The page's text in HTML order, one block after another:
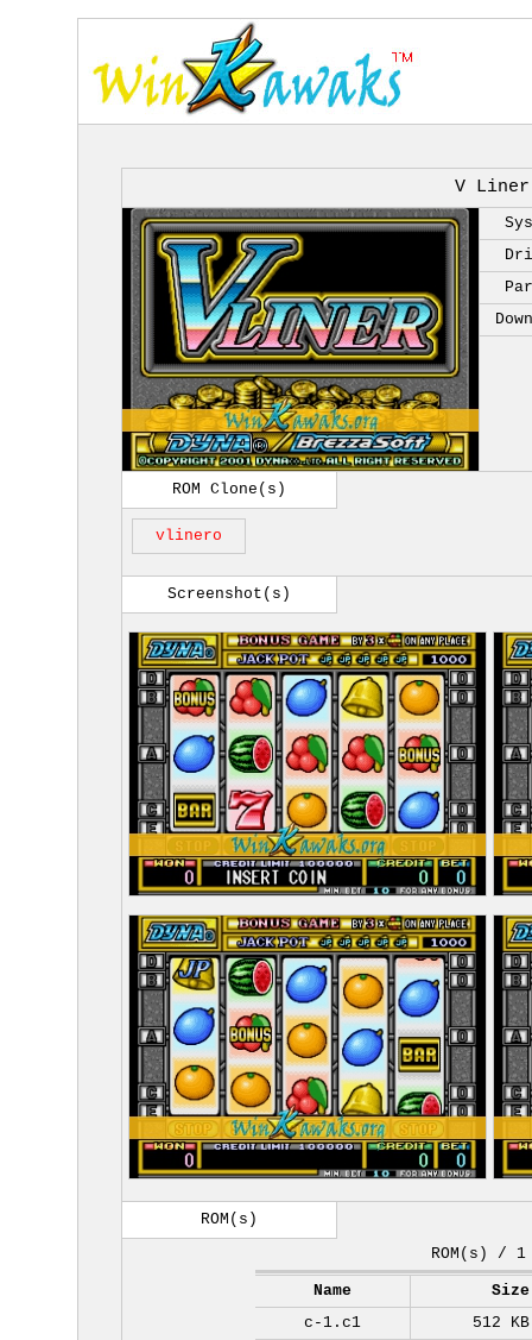
V Liner
ROM Clone(s)
vlinero
Screenshot(s)
ROM(s)
ROM(s) / 1
Name
Size
c-1.c1
512 KB